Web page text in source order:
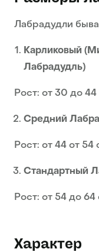
Лабрадудли
Карликовый
Лабрадудль)
Рост: от 30 до 44
Средний
Рост: от 44 от 54
Стандартный
Рост: от 54 до
Характер